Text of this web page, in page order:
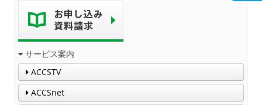
サービス案内
ACCSTV
ACCSnet
Service guidance (in English)
Channel Table
ACCSTV